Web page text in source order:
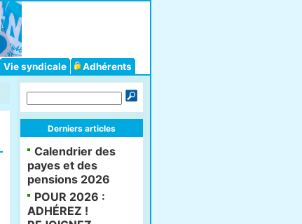
Vie syndicale Adhérents
Derniers articles
Calendrier des
payes et des
pensions 2026
POUR 2026 :
ADHÉREZ !